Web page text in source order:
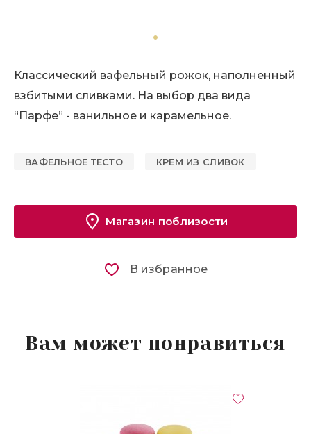
Классический вафельный рожок, наполненный
взбитыми сливками. На выбор два вида
“Парфе” - ванильное и карамельное.
ВАФЕЛЬНОЕ ТЕСТО КРЕМ ИЗ СЛИВОК
Магазин поблизости
В избранное
Вам может понравиться